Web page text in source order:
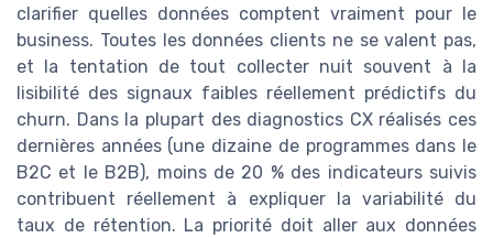
clarifier quelles données comptent vraiment pour le
business. Toutes les données clients ne se valent pas,
et la tentation de tout collecter nuit souvent à la
lisibilité des signaux faibles réellement prédictifs du
churn. Dans la plupart des diagnostics CX réalisés ces
dernières années (une dizaine de programmes dans le
B2C et le B2B), moins de 20 % des indicateurs suivis
contribuent réellement à expliquer la variabilité du
taux de rétention. La priorité doit aller aux données